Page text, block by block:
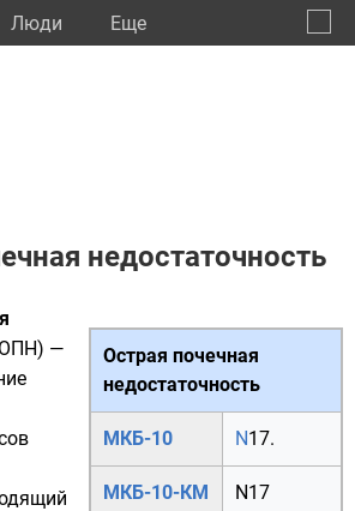
Люди Eще
недостаточность
Острая почечная
недостаточность
МКБ-10 N17.
МКБ-10-КМ N17
—